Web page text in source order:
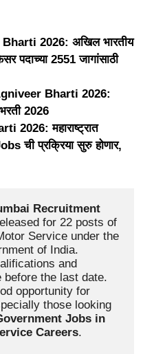
2026: अखिल भारतीय
पदाच्या 2551 जागांसाठी
Bharti 2026:
2026
2026: महाराष्ट्रात
ची प्रक्रिया सुरु होणार,
Recruitment
for 22 posts of
Service under the
of India.
and
the last date.
opportunity for
those looking
Jobs in
Careers.